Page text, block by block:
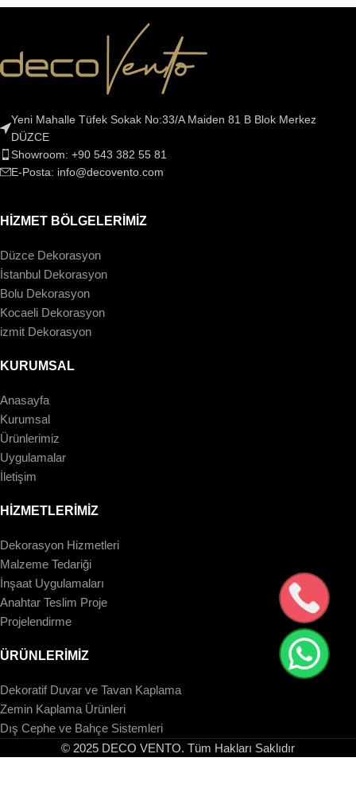
Yeni Mahalle Tüfek Sokak No:33/A Maiden 81 B Blok Merkez
DÜZCE
Showroom: +90 543 382 55 81
E-Posta: info@decovento.com
HİZMET BÖLGELERİMİZ
Düzce Dekorasyon
İstanbul Dekorasyon
Bolu Dekorasyon
Kocaeli Dekorasyon
izmit Dekorasyon
KURUMSAL
Anasayfa
Kurumsal
Ürünlerimiz
Uygulamalar
İletişim
HİZMETLERİMİZ
Dekorasyon Hizmetleri
Malzeme Tedariği
İnşaat Uygulamaları
Anahtar Teslim Proje
Projelendirme
ÜRÜNLERİMİZ
Dekoratif Duvar ve Tavan Kaplama
Zemin Kaplama Ürünleri
Dış Cephe ve Bahçe Sistemleri
© 2025 DECO VENTO. Tüm Hakları Saklıdır